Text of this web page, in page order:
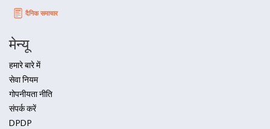
मेन्यू
हमारे बारे में
सेवा नियम
गोपनीयता नीति
संपर्क करें
DPDP